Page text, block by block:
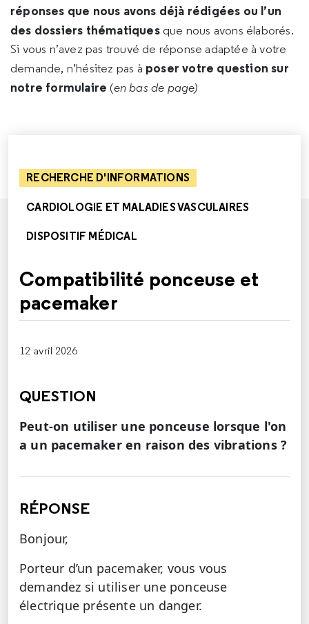
réponses que nous avons déjà rédigées ou l’un
des dossiers thématiques que nous avons élaborés.
Si vous n’avez pas trouvé de réponse adaptée à votre
demande, n’hésitez pas à poser votre question sur
notre formulaire (en bas de page)
RECHERCHE D'INFORMATIONS
CARDIOLOGIE ET MALADIES VASCULAIRES
DISPOSITIF MÉDICAL
Compatibilité ponceuse et
pacemaker
12 avril 2026
QUESTION
Peut-on utiliser une ponceuse lorsque l'on
a un pacemaker en raison des vibrations ?
RÉPONSE
Bonjour,
Porteur d’un pacemaker, vous vous
demandez si utiliser une ponceuse
électrique présente un danger.